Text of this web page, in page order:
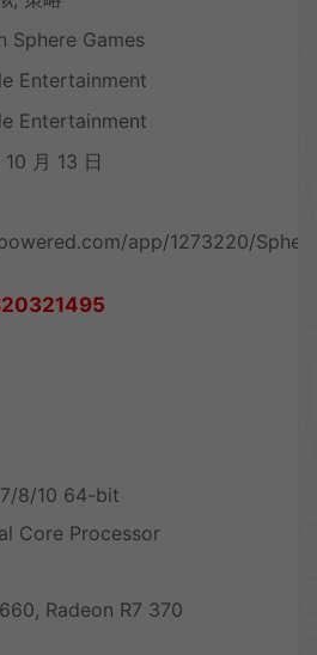
Sphere Games
Entertainment
Entertainment
月 13 日
app/1273220/
8/10 64-bit
Core Processor
Radeon R7 370